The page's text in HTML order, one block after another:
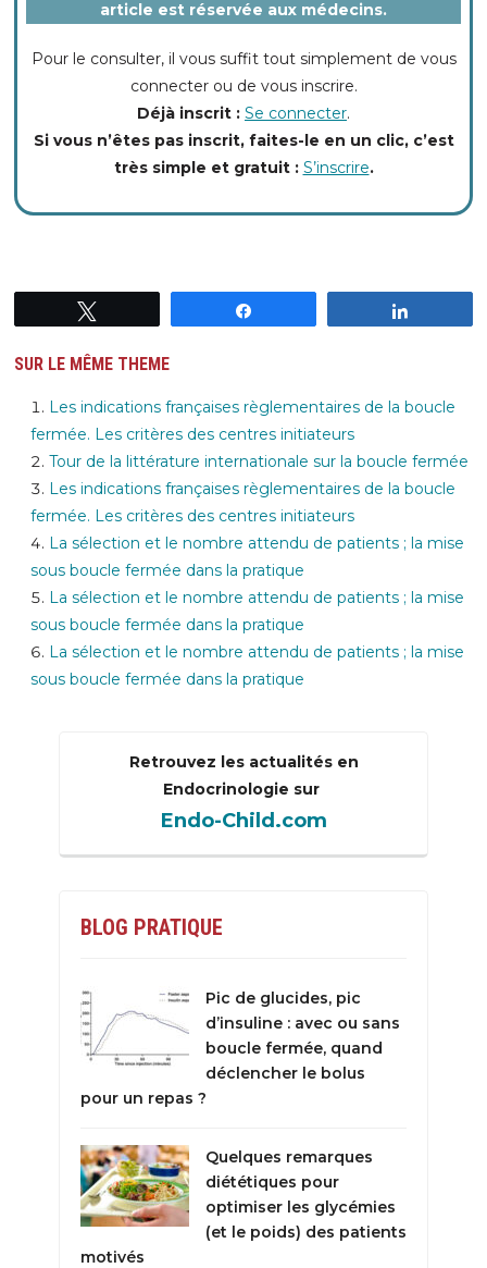
article est réservée aux médecins.
Pour le consulter, il vous suffit tout simplement de vous
connecter ou de vous inscrire.
Déjà inscrit : Se connecter.
Si vous n’êtes pas inscrit, faites-le en un clic, c’est
très simple et gratuit : S’inscrire.
SUR LE MÊME THEME
Les indications françaises règlementaires de la boucle
fermée. Les critères des centres initiateurs
Tour de la littérature internationale sur la boucle fermée
Les indications françaises règlementaires de la boucle
fermée. Les critères des centres initiateurs
La sélection et le nombre attendu de patients ; la mise
sous boucle fermée dans la pratique
La sélection et le nombre attendu de patients ; la mise
sous boucle fermée dans la pratique
La sélection et le nombre attendu de patients ; la mise
sous boucle fermée dans la pratique
Retrouvez les actualités en
Endocrinologie sur
Endo-Child.com
BLOG PRATIQUE
Pic de glucides, pic
d’insuline : avec ou sans
boucle fermée, quand
déclencher le bolus
pour un repas ?
Quelques remarques
diététiques pour
optimiser les glycémies
(et le poids) des patients
motivés